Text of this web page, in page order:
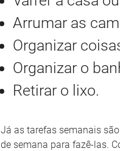
Arrumar as
Organizar
Organizar o
Retirar o lixo.
Já as tarefas semanais
de semana para fazê-las.